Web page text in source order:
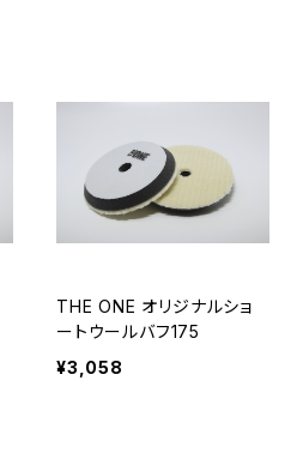
THE ONE オリジナルショ
ートウールバフ175
¥3,058